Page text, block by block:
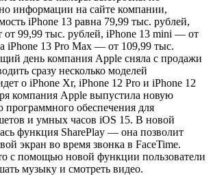
информации на сайте компании,
iPhone 13 равна 79,99 тыс. рублей,
от 99,99 тыс. рублей, iPhone 13 mini — от
iPhone 13 Pro Max — от 109,99 тыс.
день компания Apple сняла с продажи
сразу несколько моделей
о iPhone Xr, iPhone 12 Pro и iPhone 12
компания Apple выпустила новую
обеспечения для
и умных часов iOS 15. В новой
функция SharePlay — она позволит
экран во время звонка в FaceTime.
с помощью новой функции пользователи
музыку и смотреть видео.